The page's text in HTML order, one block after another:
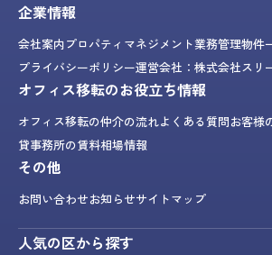
企業情報
会社案内プロパティマネジメント業務管理物件
プライバシーポリシー運営会社：株式会社スリ
オフィス移転のお役立ち情報
オフィス移転の仲介の流れよくある質問お客様
貸事務所の賃料相場情報
その他
お問い合わせお知らせサイトマップ
人気の区から探す